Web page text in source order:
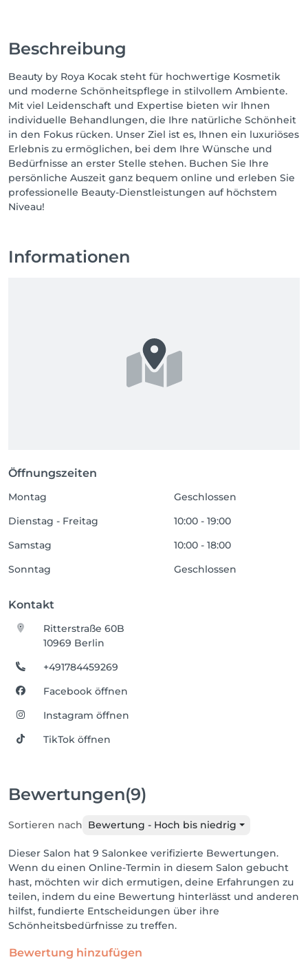
Beschreibung
Beauty by Roya Kocak steht für hochwertige Kosmetik
und moderne Schönheitspflege in stilvollem Ambiente.
Mit viel Leidenschaft und Expertise bieten wir Ihnen
individuelle Behandlungen, die Ihre natürliche Schönheit
in den Fokus rücken. Unser Ziel ist es, Ihnen ein luxuriöses
Erlebnis zu ermöglichen, bei dem Ihre Wünsche und
Bedürfnisse an erster Stelle stehen. Buchen Sie Ihre
persönliche Auszeit ganz bequem online und erleben Sie
professionelle Beauty-Dienstleistungen auf höchstem
Niveau!
Informationen
Öffnungszeiten
Montag
Geschlossen
Dienstag - Freitag
10:00 - 19:00
Samstag
10:00 - 18:00
Sonntag
Geschlossen
Kontakt
Ritterstraße 60B
10969 Berlin
+491784459269
Facebook öffnen
Instagram öffnen
TikTok öffnen
Bewertungen(9)
Sortieren nach Bewertung - Hoch bis niedrig
Dieser Salon hat 9 Salonkee verifizierte Bewertungen.
Wenn du einen Online-Termin in diesem Salon gebucht
hast, möchten wir dich ermutigen, deine Erfahrungen zu
teilen, indem du eine Bewertung hinterlässt und anderen
hilfst, fundierte Entscheidungen über ihre
Schönheitsbedürfnisse zu treffen.
Bewertung hinzufügen